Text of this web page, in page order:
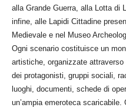
alla Grande Guerra, alla Lotta di
infine, alle Lapidi Cittadine
Medievale e nel Museo
Ogni scenario costituisce un
artistiche, organizzate
dei protagonisti, gruppi sociali,
luoghi, documenti, schede di
un’ampia emeroteca scaricabile.